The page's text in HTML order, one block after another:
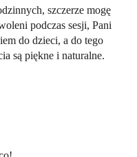
szczerze mogę
podczas sesji, Pani
do dzieci, a do tego
są piękne i naturalne.